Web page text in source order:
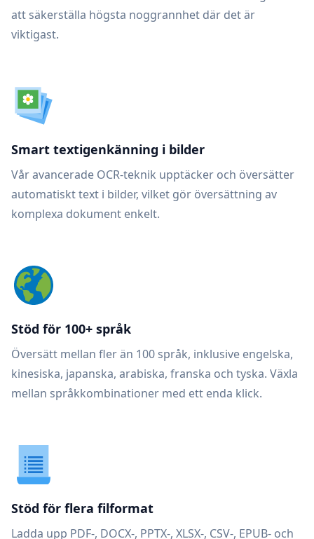
att säkerställa högsta noggrannhet där det är
viktigast.
Smart textigenkänning i bilder
Vår avancerade OCR-teknik upptäcker och översätter
automatiskt text i bilder, vilket gör översättning av
komplexa dokument enkelt.
Stöd för 100+ språk
Översätt mellan fler än 100 språk, inklusive engelska,
kinesiska, japanska, arabiska, franska och tyska. Växla
mellan språkkombinationer med ett enda klick.
Stöd för flera filformat
Ladda upp PDF-, DOCX-, PPTX-, XLSX-, CSV-, EPUB- och